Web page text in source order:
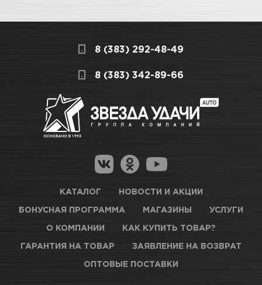
СКЛАДСКОЙ КОМПЛЕКС
Много
Новосибирск, Петухова, 27/3
КАРТА ПРОЕЗДА И КОНТАКТЫ
получение товара максимально комфортными,
поэтому подготовили для Вас самую
Как купить товар?
Гарантия на товар
Магазины для получения товара
Оптовые поставки
8 (383) 292-48-49
8 (383) 342-89-66
КАТАЛОГ НОВОСТИ И АКЦИИ
БОНУСНАЯ ПРОГРАММА МАГАЗИНЫ УСЛУГИ
О КОМПАНИИ КАК КУПИТЬ ТОВАР?
ГАРАНТИЯ НА ТОВАР ЗАЯВЛЕНИЕ НА ВОЗВРАТ
ОПТОВЫЕ ПОСТАВКИ